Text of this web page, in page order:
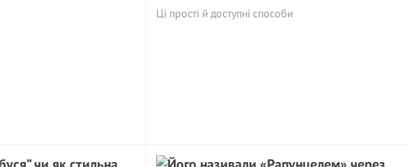
Ці прості й доступні способи